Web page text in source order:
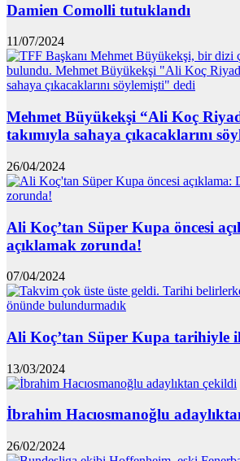
Damien Comolli tutuklandı
11/07/2024
Mehmet Büyükekşi “Ali Koç
takımıyla sahaya çıkacaklarını
26/04/2024
Ali Koç’tan Süper Kupa öncesi
açıklamak zorunda!
07/04/2024
Ali Koç’tan Süper Kupa tarihiyle
13/03/2024
İbrahim Hacıosmanoğlu
26/02/2024